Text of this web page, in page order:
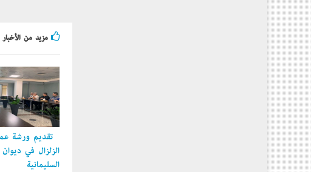
مزيد من الأخبار
تقديم ورشة
الزلزال في
السليمانية